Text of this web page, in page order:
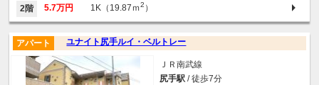
2階 5.7万円 1K（19.87ｍ2 ）
ユナイト尻手ルイ・ベルトレー
アパート
ＪＲ南武線
尻手駅 / 徒歩7分